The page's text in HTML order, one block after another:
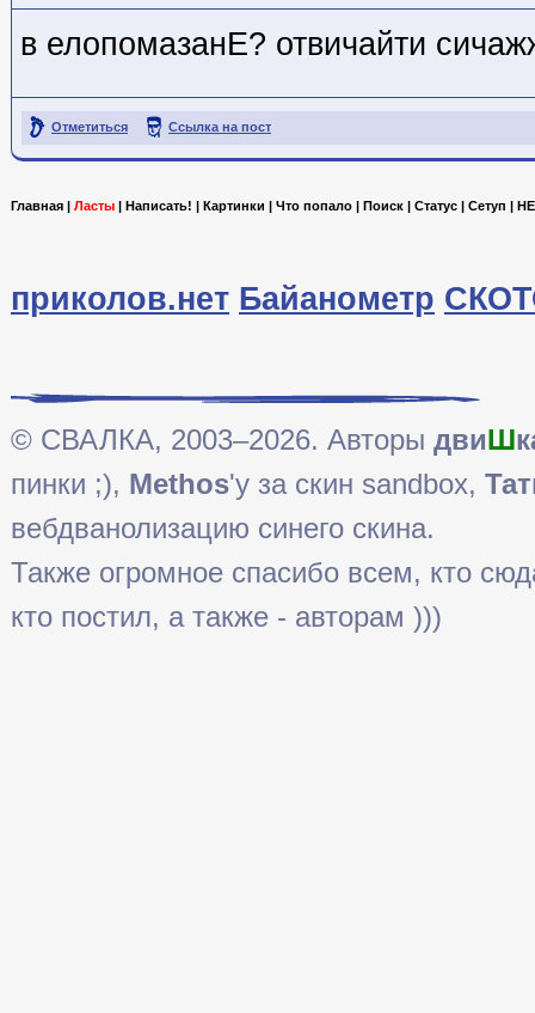
в елопомазанЕ? отвичайти
Отметиться Ссылка на пост
Главная | Ласты | Написать! | Картинки | Что попало | Поиск | Статус | Сетуп |
приколов.нет Байанометр
© СВАЛКА, 2003–2026. Авторы двиШ
пинки ;), Methos'у за скин sandbox,
вебдванолизацию синего скина.
Также огромное спасибо всем, кто
кто постил, а также - авторам )))